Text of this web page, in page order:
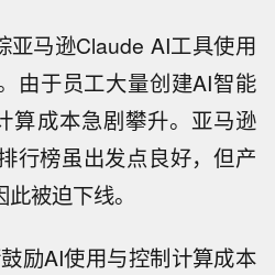
亚马逊Claude AI工具使用
由于员工大量创建AI智能
算成本急剧攀升。亚马逊
行榜虽出发点良好，但产
被迫下线。
励AI使用与控制计算成本